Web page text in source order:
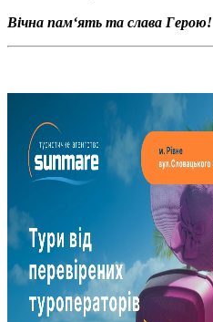
Вічна пам‘ять та слава Герою!